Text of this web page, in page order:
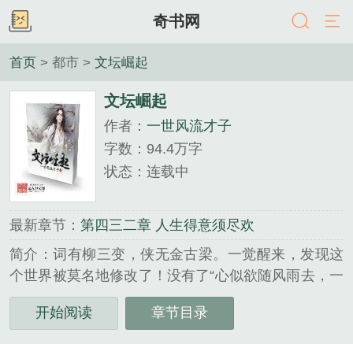
奇书网
首页 > 都市 > 文坛崛起
文坛崛起
作者： 一世风流才子
字数：94.4万字
状态：连载中
最新章节： 第四三二章 人生得意须尽欢
简介：词有柳三变，侠无金古梁。一觉醒来，发现这
个世界被莫名地修改了！没有了“心似欲随风雨去，一
夜青丝变白头”的《白发魔女传》：没有了“小李飞刀
非绝响，人间又见楚留香”的浪子传说：更没有“飞雪
开始阅读 章节目录